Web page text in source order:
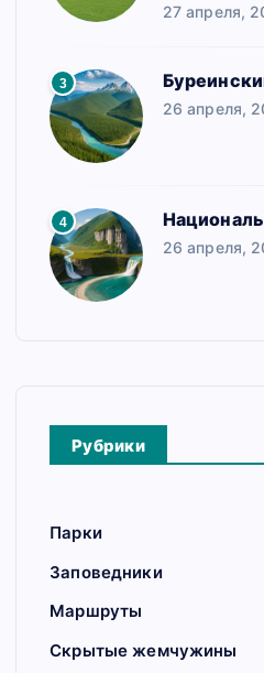
27 апреля,
3
26 апреля,
4
26 апреля,
Рубрики
Парки
Заповедники
Маршруты
Скрытые жемчужины